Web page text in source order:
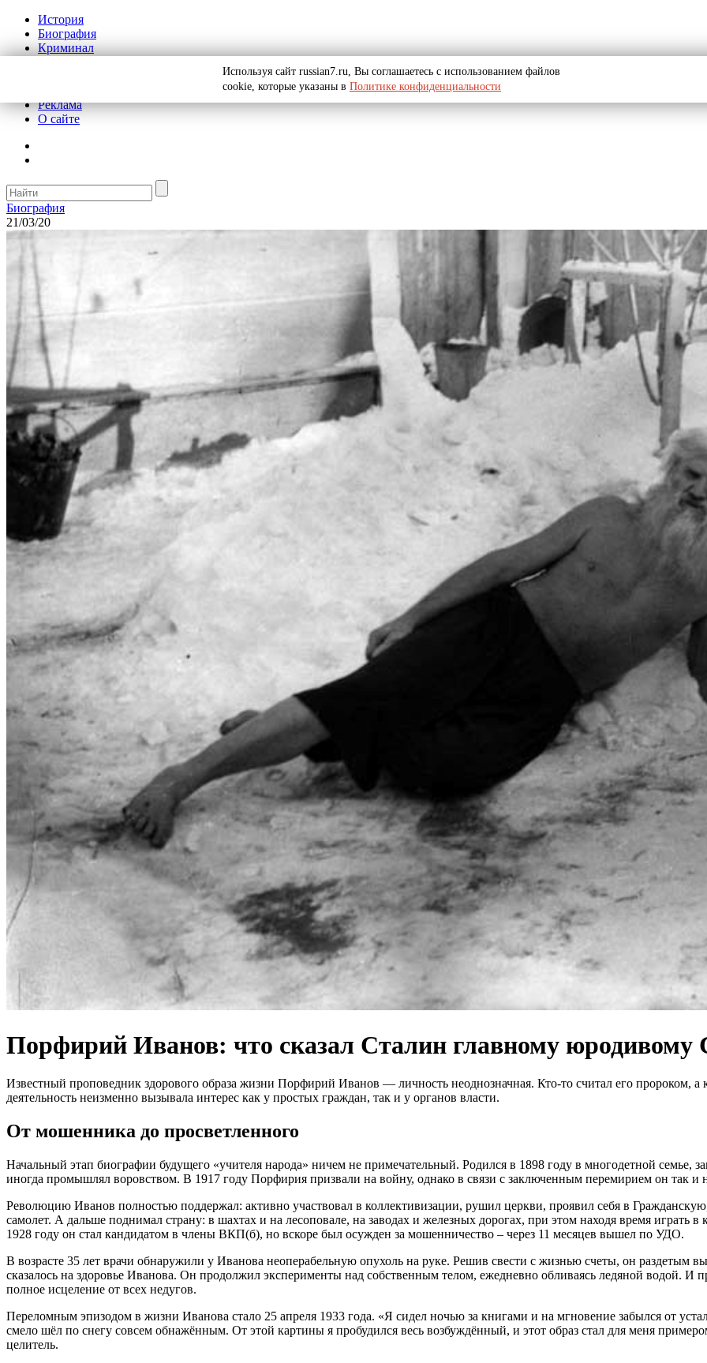
История
Биография
Криминал
Реклама
О сайте
Биография
21/03/20
Порфирий Иванов: что сказал Сталин главному
Известный проповедник здорового образа жизни Порфирий Иванов — личность неоднозначная. Кто-то считал его пророком,
деятельность неизменно вызывала интерес как у простых граждан, так и у органов власти.
От мошенника до просветленного
Начальный этап биографии будущего «учителя народа» ничем не примечательный. Родился в 1898 году в многодетной семье,
иногда промышлял воровством. В 1917 году Порфирия призвали на войну, однако в связи с заключенным перемирием он так и
Революцию Иванов полностью поддержал: активно участвовал в коллективизации, рушил церкви, проявил себя в
самолет. А дальше поднимал страну: в шахтах и на лесоповале, на заводах и железных дорогах, при этом находя время играть
1928 году он стал кандидатом в члены ВКП(б), но вскоре был осужден за мошенничество – через 11 месяцев вышел по УДО.
В возрасте 35 лет врачи обнаружили у Иванова неоперабельную опухоль на руке. Решив свести с жизнью счеты, он раздетым
сказалось на здоровье Иванова. Он продолжил эксперименты над собственным телом, ежедневно обливаясь ледяной водой. И
полное исцеление от всех недугов.
Переломным эпизодом в жизни Иванова стало 25 апреля 1933 года. «Я сидел ночью за книгами и на мгновение забылся от
смело шёл по снегу совсем обнажённым. От этой картины я пробудился весь возбуждённый, и этот образ стал для меня
целитель.
Используя сайт russian7.ru, Вы соглашаетесь с использованием файлов
cookie, которые указаны в Политике конфиденциальности